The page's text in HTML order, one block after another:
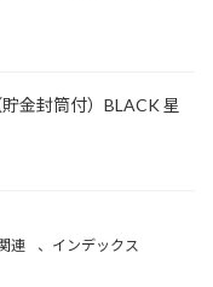
金封筒付）BLACK 星
連 、 インデックス